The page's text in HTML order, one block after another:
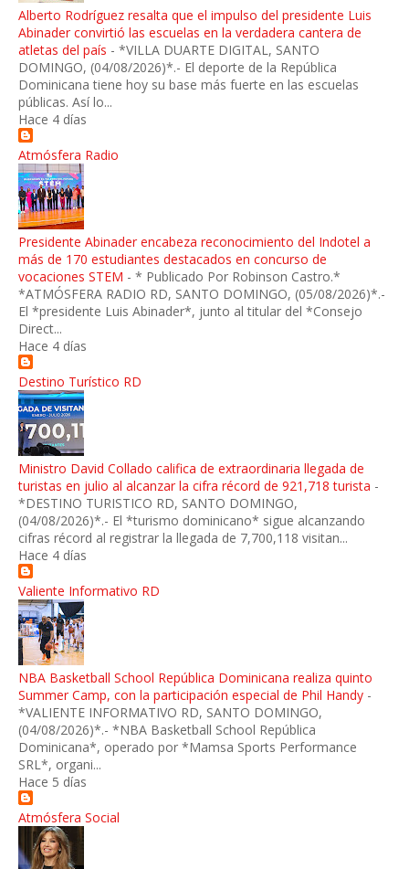
Alberto Rodríguez resalta que el impulso del presidente Luis
Abinader convirtió las escuelas en la verdadera cantera de
atletas del país - *VILLA DUARTE DIGITAL, SANTO
DOMINGO, (04/08/2026)*.- El deporte de la República
Dominicana tiene hoy su base más fuerte en las escuelas
públicas. Así lo...
Hace 4 días
Atmósfera Radio
Presidente Abinader encabeza reconocimiento del Indotel a
más de 170 estudiantes destacados en concurso de
vocaciones STEM - * Publicado Por Robinson Castro.*
*ATMÓSFERA RADIO RD, SANTO DOMINGO, (05/08/2026)*.-
El *presidente Luis Abinader*, junto al titular del *Consejo
Direct...
Hace 4 días
Destino Turístico RD
Ministro David Collado califica de extraordinaria llegada de
turistas en julio al alcanzar la cifra récord de 921,718 turista -
*DESTINO TURISTICO RD, SANTO DOMINGO,
(04/08/2026)*.- El *turismo dominicano* sigue alcanzando
cifras récord al registrar la llegada de 7,700,118 visitan...
Hace 4 días
Valiente Informativo RD
NBA Basketball School República Dominicana realiza quinto
Summer Camp, con la participación especial de Phil Handy -
*VALIENTE INFORMATIVO RD, SANTO DOMINGO,
(04/08/2026)*.- *NBA Basketball School República
Dominicana*, operado por *Mamsa Sports Performance
SRL*, organi...
Hace 5 días
Atmósfera Social